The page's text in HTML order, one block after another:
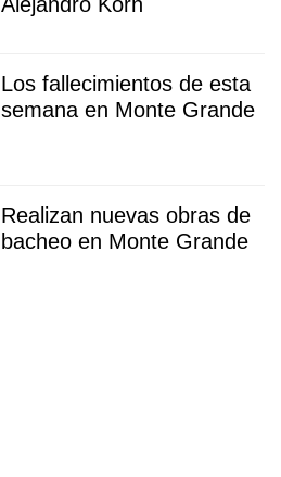
Los fallecimientos de esta
semana en Monte Grande
Realizan nuevas obras de
bacheo en Monte Grande